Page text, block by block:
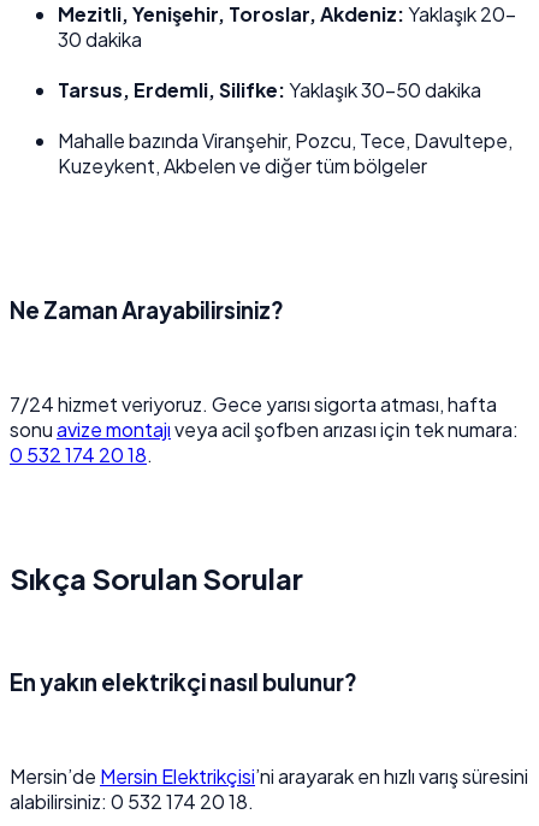
Mezitli, Yenişehir, Toroslar, Akdeniz:Yaklaşık 20–
30 dakika
Tarsus, Erdemli, Silifke:Yaklaşık 30–50 dakika
Mahalle bazında Viranşehir, Pozcu, Tece, Davultepe,
Kuzeykent, Akbelen ve diğer tüm bölgeler
Ne Zaman Arayabilirsiniz?
7/24 hizmet veriyoruz. Gece yarısı sigorta atması, hafta
sonuavize montajıveya acil şofben arızası için tek numara:
0 532 174 20 18.
Sıkça Sorulan Sorular
En yakın elektrikçi nasıl bulunur?
Mersin’de Mersin Elektrikçisi’ni arayarak en hızlı varış süresini
alabilirsiniz: 0 532 174 20 18.